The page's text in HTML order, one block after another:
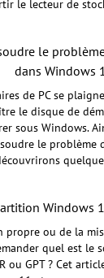
le lecteur de
le
dans Windows
de PC se
le disque de
sous Windows.
le problème
Windows
ou de la
quel est le
ou GPT ? Cet